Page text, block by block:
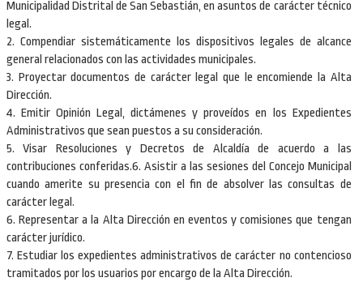
Municipalidad Distrital de San Sebastián, en asuntos de carácter técnico
legal.
2. Compendiar sistemáticamente los dispositivos legales de alcance
general relacionados con las actividades municipales.
3. Proyectar documentos de carácter legal que le encomiende la Alta
Dirección.
4. Emitir Opinión Legal, dictámenes y proveídos en los Expedientes
Administrativos que sean puestos a su consideración.
5. Visar Resoluciones y Decretos de Alcaldía de acuerdo a las
contribuciones conferidas.6. Asistir a las sesiones del Concejo Municipal
cuando amerite su presencia con el fin de absolver las consultas de
carácter legal.
6. Representar a la Alta Dirección en eventos y comisiones que tengan
carácter jurídico.
7. Estudiar los expedientes administrativos de carácter no contencioso
tramitados por los usuarios por encargo de la Alta Dirección.